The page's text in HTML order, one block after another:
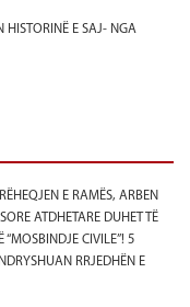
HISTORINË E SAJ- NGA
E RAMËS, ARBEN
ATDHETARE DUHET TË
“MOSBINDJE CIVILE”! 5
RRJEDHËN E